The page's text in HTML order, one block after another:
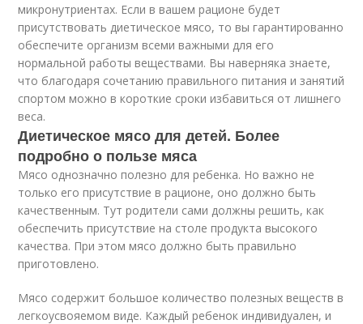
микронутриентах. Если в вашем рационе будет
присутствовать диетическое мясо, то вы гарантированно
обеспечите организм всеми важными для его
нормальной работы веществами. Вы наверняка знаете,
что благодаря сочетанию правильного питания и занятий
спортом можно в короткие сроки избавиться от лишнего
веса.
Диетическое мясо для детей. Более
подробно о пользе мяса
Мясо однозначно полезно для ребенка. Но важно не
только его присутствие в рационе, оно должно быть
качественным. Тут родители сами должны решить, как
обеспечить присутствие на столе продукта высокого
качества. При этом мясо должно быть правильно
приготовлено.
Мясо содержит большое количество полезных веществ в
легкоусвояемом виде. Каждый ребенок индивидуален, и